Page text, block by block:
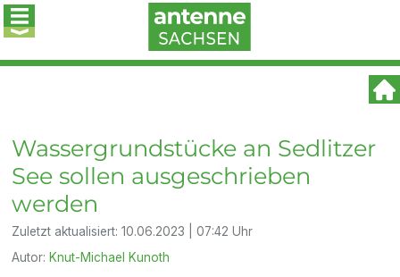
Wassergrundstücke an Sedlitzer
See sollen ausgeschrieben
werden
Zuletzt aktualisiert:10.06.2023 | 07:42 Uhr
Autor: Knut-Michael Kunoth